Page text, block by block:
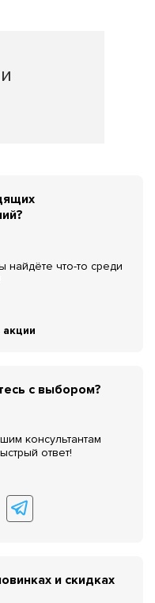
найдёте что-то среди
с выбором?
консультантам
ответ!
и скидках